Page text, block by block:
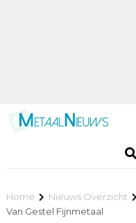
Home Nieuws Overzicht
Van Gestel Fijnmetaal